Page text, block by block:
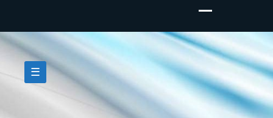
Skip
content
☰